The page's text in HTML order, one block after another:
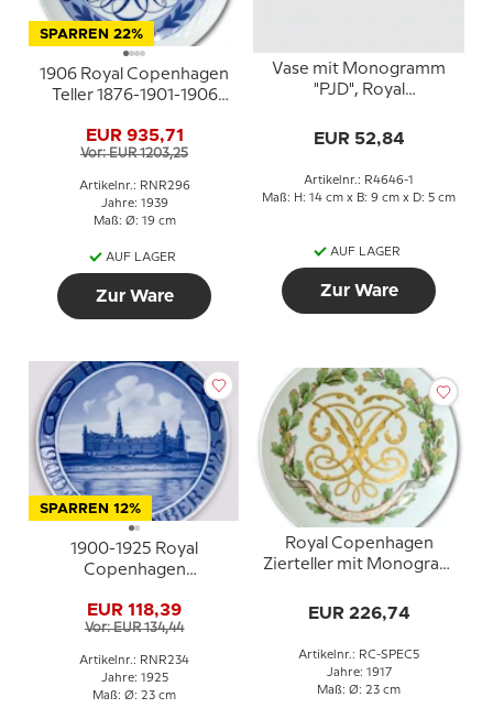
SPARREN 22%
1906 Royal Copenhagen
Teller 1876-1901-1906
Extrem selten !!!
EUR 935,71
Vor: EUR 1203,25
Artikelnr.: RNR296
Jahre: 1939
Maß: Ø: 19 cm
AUF LAGER
Zur Ware
Vase mit Monogramm
"PJD", Royal
EUR 52,84
Artikelnr.: R4646-1
Maß: H: 14 cm x B: 9 cm x D: 5 cm
AUF LAGER
Zur Ware
SPARREN 12%
1900-1925 Royal
Copenhagen
Teller, HAMLET 1900 25
NOVEMBER - 1925
EUR 118,39
Vor: EUR 134,44
Artikelnr.: RNR234
Jahre: 1925
Maß: Ø: 23 cm
Royal Copenhagen
Zierteller mit Monogram
EUR 226,74
Artikelnr.: RC-SPEC5
Jahre: 1917
Maß: Ø: 23 cm